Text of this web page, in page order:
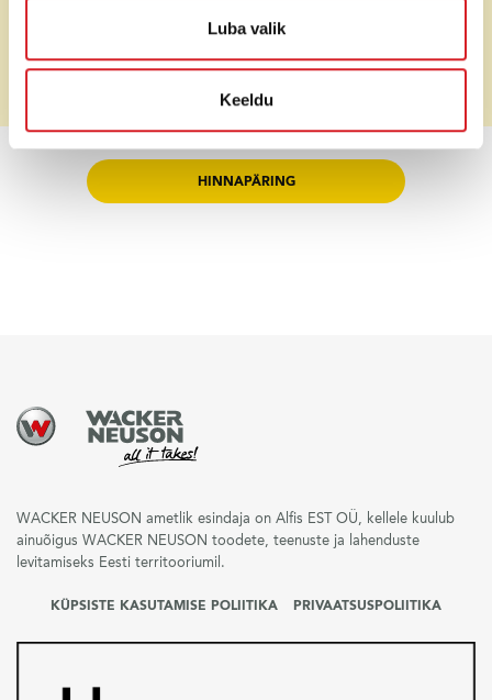
Luba valik
Keeldu
Pēc pieprasījuma
Pēc pieprasījuma
HINNAPÄRING
WACKER NEUSON ametlik esindaja on Alfis EST OÜ, kellele kuulub
ainuõigus WACKER NEUSON toodete, teenuste ja lahenduste
levitamiseks Eesti territooriumil.
KÜPSISTE KASUTAMISE POLIITIKA PRIVAATSUSPOLIITIKA